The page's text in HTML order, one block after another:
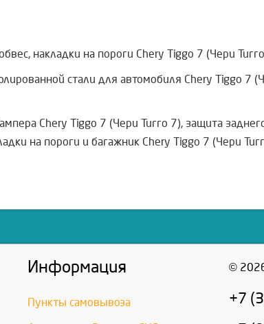
накладки на пороги Chery Tiggo 7 (Чери
стали для автомобиля Chery Tiggo 7
Chery Tiggo 7 (Чери Тигго 7), защита
на пороги и багажник Chery Tiggo 7 (Чери
Информация
Пункты самовывоза
©
+7